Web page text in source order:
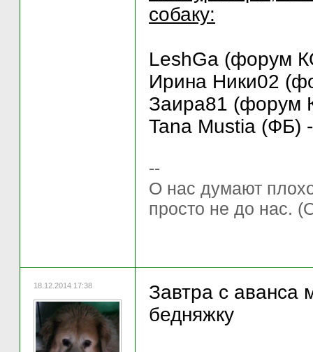
собаку:
LeshGa (форум
Ирина Ники02
Заира81 (форум
Tana Mustia (ФБ)
--
О нас думают
просто не до нас.
18.12.2014 17:38
Завтра с аванса
бедняжку